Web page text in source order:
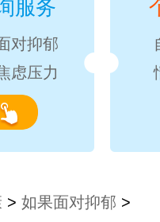
服务
对抑郁
虑压力
> 如果面对抑郁 >